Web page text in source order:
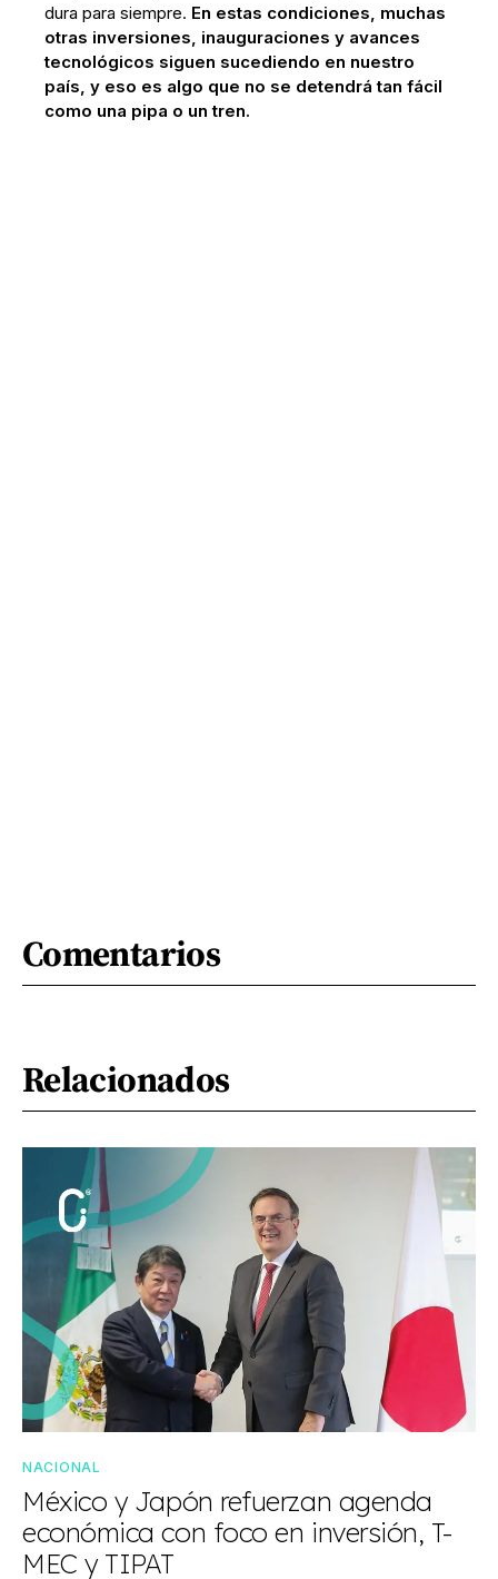
dura para siempre. En estas condiciones, muchas
otras inversiones, inauguraciones y avances
tecnológicos siguen sucediendo en nuestro
país, y eso es algo que no se detendrá tan fácil
como una pipa o un tren.
Comentarios
Relacionados
NACIONAL
México y Japón refuerzan agenda
económica con foco en inversión, T-
MEC y TIPAT